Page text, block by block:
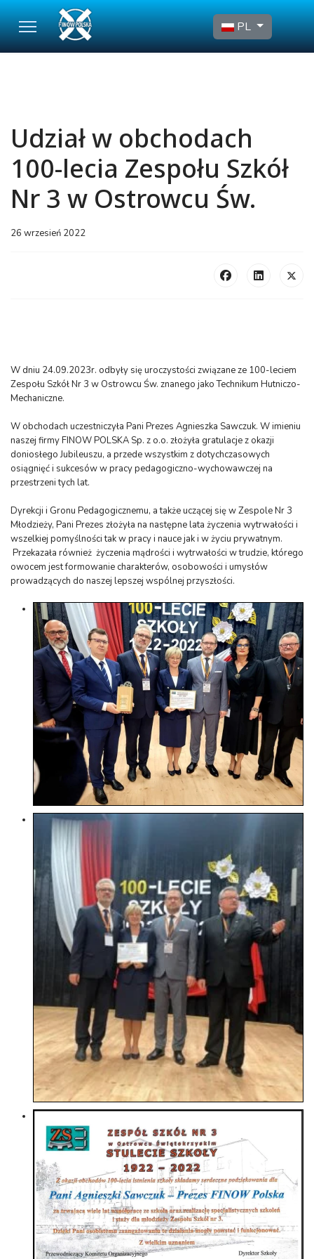
Wybierz swój język
PL
Udział w obchodach
100-lecia Zespołu Szkół
Nr 3 w Ostrowcu Św.
26 wrzesień 2022
W dniu 24.09.2023r. odbyły się uroczystości związane ze 100-leciem
Zespołu Szkół Nr 3 w Ostrowcu Św. znanego jako Technikum Hutniczo-
Mechaniczne.
W obchodach uczestniczyła Pani Prezes Agnieszka Sawczuk. W imieniu
naszej firmy FINOW POLSKA Sp. z o.o. złożyła gratulacje z okazji
doniosłego Jubileuszu, a przede wszystkim z dotychczasowych
osiągnięć i sukcesów w pracy pedagogiczno-wychowawczej na
przestrzeni tych lat.
Dyrekcji i Gronu Pedagogicznemu, a także uczącej się w Zespole Nr 3
Młodzieży, Pani Prezes złożyła na następne lata życzenia wytrwałości i
wszelkiej pomyślności tak w pracy i nauce jak i w życiu prywatnym.
Przekazała również życzenia mądrości i wytrwałości w trudzie, którego
owocem jest formowanie charakterów, osobowości i umysłów
prowadzących do naszej lepszej wspólnej przyszłości.